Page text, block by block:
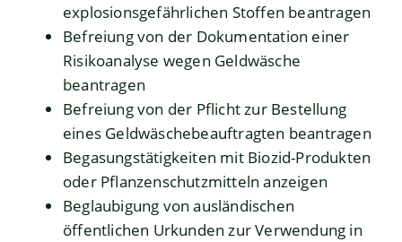
explosionsgefährlichen Stoffen beantragen
Befreiung von der Dokumentation einer
Risikoanalyse wegen Geldwäsche
beantragen
Befreiung von der Pflicht zur Bestellung
eines Geldwäschebeauftragten beantragen
Begasungstätigkeiten mit Biozid-Produkten
oder Pflanzenschutzmitteln anzeigen
Beglaubigung von ausländischen
öffentlichen Urkunden zur Verwendung in